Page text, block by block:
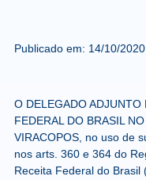
Publicado em: 14/10/2020
O DELEGADO ADJUNTO
FEDERAL DO BRASIL
VIRACOPOS, no uso de
nos arts. 360 e 364 do
Receita Federal do Brasil